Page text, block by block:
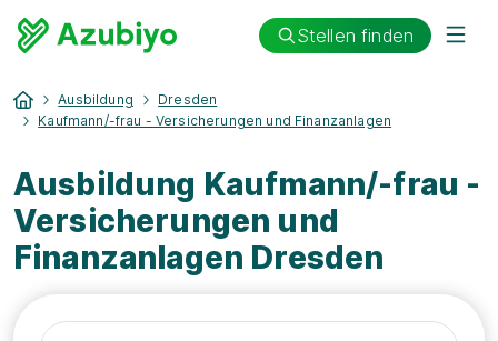
Stellen finden
Ausbildung
Dresden
Kaufmann/-frau - Versicherungen und Finanzanlagen
Ausbildung Kaufmann/-frau -
Versicherungen und
Finanzanlagen Dresden